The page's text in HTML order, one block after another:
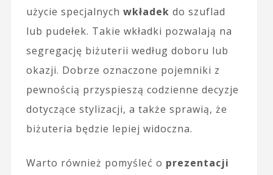
użycie specjalnych wkładek do szuflad
lub pudełek. Takie wkładki pozwalają na
segregację biżuterii według doboru lub
okazji. Dobrze oznaczone pojemniki z
pewnością przyspieszą codzienne decyzje
dotyczące stylizacji, a także sprawią, że
biżuteria będzie lepiej widoczna.
Warto również pomyśleć o prezentacji